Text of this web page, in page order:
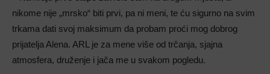
nikome nije „mrsko“ biti prvi, pa ni meni, te ću sigurno na svim
trkama dati svoj maksimum da probam proći mog dobrog
prijatelja Alena. ARL je za mene više od trčanja, sjajna
atmosfera, druženje i jača me u svakom pogledu.